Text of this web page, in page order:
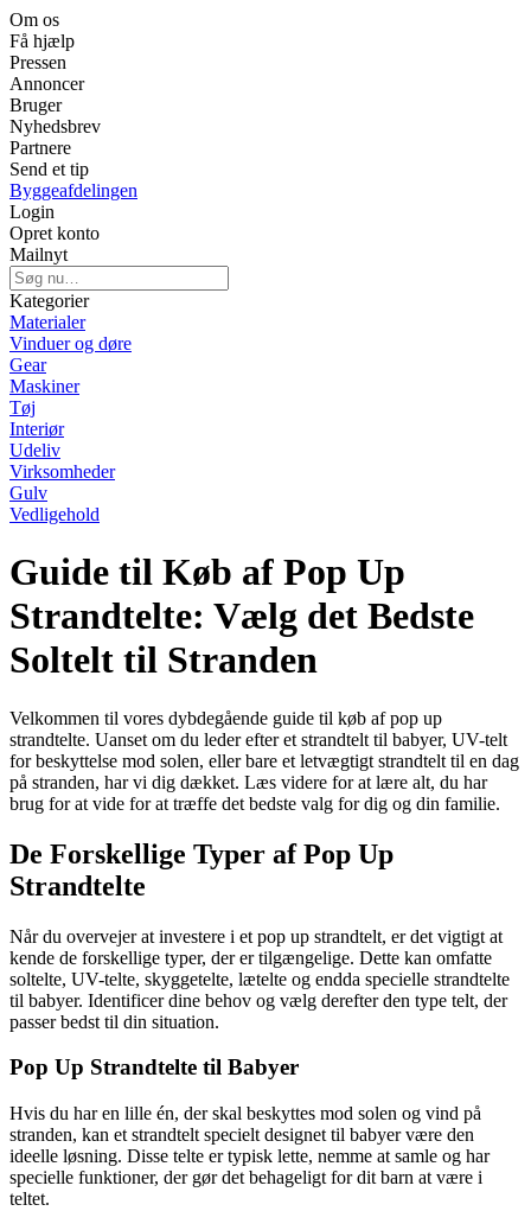
Om os
Få hjælp
Pressen
Annoncer
Bruger
Nyhedsbrev
Partnere
Send et tip
Byggeafdelingen
Login
Opret konto
Mailnyt
Kategorier
Materialer
Vinduer og døre
Gear
Maskiner
Tøj
Interiør
Udeliv
Virksomheder
Gulv
Vedligehold
Guide til Køb af Pop Up
Strandtelte: Vælg det Bedste
Soltelt til Stranden
Velkommen til vores dybdegående guide til køb af pop up
strandtelte. Uanset om du leder efter et strandtelt til babyer, UV-telt
for beskyttelse mod solen, eller bare et letvægtigt strandtelt til en dag
på stranden, har vi dig dækket. Læs videre for at lære alt, du har
brug for at vide for at træffe det bedste valg for dig og din familie.
De Forskellige Typer af Pop Up
Strandtelte
Når du overvejer at investere i et pop up strandtelt, er det vigtigt at
kende de forskellige typer, der er tilgængelige. Dette kan omfatte
soltelte, UV-telte, skyggetelte, lætelte og endda specielle strandtelte
til babyer. Identificer dine behov og vælg derefter den type telt, der
passer bedst til din situation.
Pop Up Strandtelte til Babyer
Hvis du har en lille én, der skal beskyttes mod solen og vind på
stranden, kan et strandtelt specielt designet til babyer være den
ideelle løsning. Disse telte er typisk lette, nemme at samle og har
specielle funktioner, der gør det behageligt for dit barn at være i
teltet.